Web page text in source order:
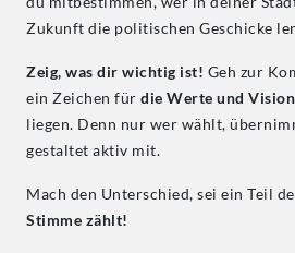
Zukunft die politischen Geschicke
Zeig, was dir wichtig ist! Geh zur
ein Zeichen für die Werte und
liegen. Denn nur wer wählt,
gestaltet aktiv mit.
Mach den Unterschied, sei ein Teil
Stimme zählt!